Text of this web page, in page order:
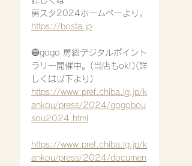
房スタ2024ホームペーより。
https://bosta.jp
🔵gogo 房総デジタルポイント
ラリー開催中。(当店もok!)(詳
しくは以下より)
https://www.pref.chiba.lg.jp/k
ankou/press/2024/gogobou
sou2024.html
https://www.pref.chiba.lg.jp/k
ankou/press/2024/documen